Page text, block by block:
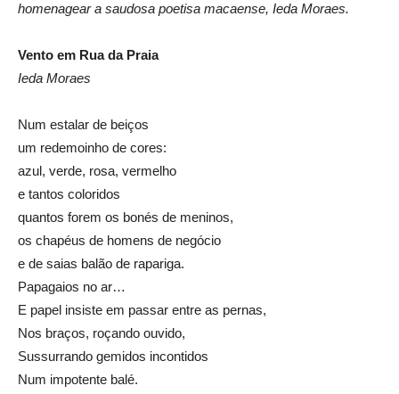
homenagear a saudosa poetisa macaense, Ieda Moraes.
Vento em Rua da Praia
Ieda Moraes
Num estalar de beiços
um redemoinho de cores:
azul, verde, rosa, vermelho
e tantos coloridos
quantos forem os bonés de meninos,
os chapéus de homens de negócio
e de saias balão de rapariga.
Papagaios no ar…
E papel insiste em passar entre as pernas,
Nos braços, roçando ouvido,
Sussurrando gemidos incontidos
Num impotente balé.